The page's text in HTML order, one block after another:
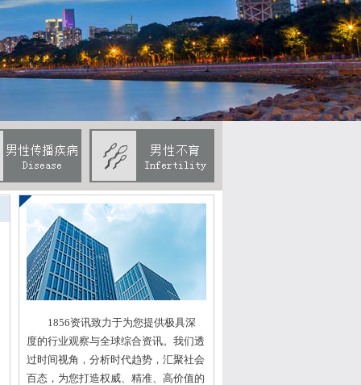
1856资讯致力于为您提供极具深
度的行业观察与全球综合资讯。我们透
过时间视角，分析时代趋势，汇聚社会
百态，为您打造权威、精准、高价值的